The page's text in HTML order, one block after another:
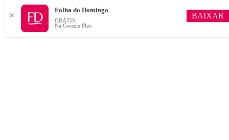
✕
Folha do Domingo
GRÁTIS
Na Google Play
BAIXAR